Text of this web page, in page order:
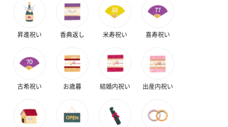
昇進祝い 香典返し 米寿祝い 喜寿祝い
古希祝い お歳暮 結婚内祝い 出産内祝い